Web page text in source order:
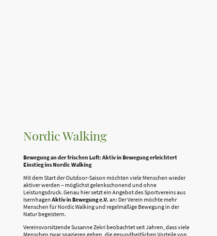
Nordic Walking
Bewegung an der frischen Luft: Aktiv in Bewegung erleichtert
Einstieg ins Nordic Walking
Mit dem Start der Outdoor-Saison möchten viele Menschen wieder
aktiver werden – möglichst gelenkschonend und ohne
Leistungsdruck. Genau hier setzt ein Angebot des Sportvereins aus
Isernhagen Aktiv in Bewegung e.V. an: Der Verein möchte mehr
Menschen für Nordic Walking und regelmäßige Bewegung in der
Natur begeistern.
Vereinsvorsitzende Susanne Zekri beobachtet seit Jahren, dass viele
Menschen zwar spazieren gehen, die gesundheitlichen Vorteile von